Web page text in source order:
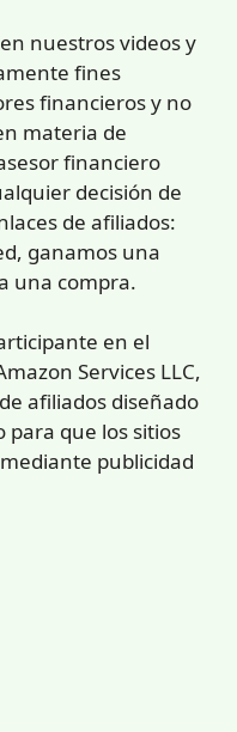
nuestros videos y
fines
financieros y no
materia de
financiero
decisión de
de afiliados:
ganamos una
una compra.
en el
Services LLC,
afiliados diseñado
que los sitios
publicidad